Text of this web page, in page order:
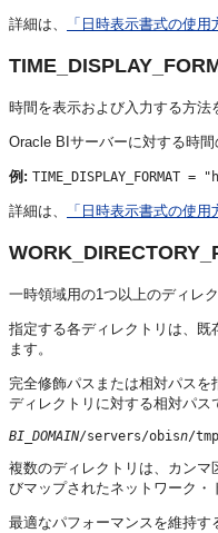
詳細は、 「日時表示書式の使用
時間を表示および入力する方法
Oracle BIサーバーに対する時
例: TIME_DISPLAY_FORMAT
詳細は、 「日時表示書式の使用
一時領域用の1つ以上のディレ
指定する各ディレクトリは、
ます。
完全修飾パスまたは相対パス
ディレクトリに対する相対パ
BI_DOMAIN/servers/obisn
複数のディレクトリは、カン
びマップされたネットワーク
最適なパフォーマンスを維持